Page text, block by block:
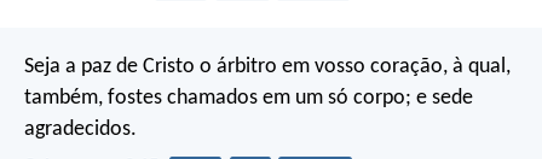
Seja a paz de Cristo o árbitro em vosso coração, à qual,
também, fostes chamados em um só corpo; e sede
agradecidos.